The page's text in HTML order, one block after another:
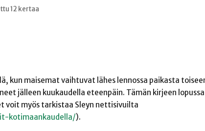
12 kertaa
kun maisemat vaihtuvat lähes lennossa paikasta
jälleen kuukaudella eteenpäin. Tämän kirjeen
voit myös tarkistaa Sleyn nettisivuilta
kotimaankaudella/).